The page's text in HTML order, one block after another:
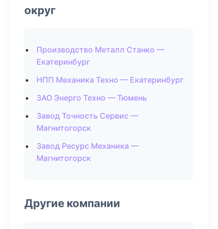
округ
Производство Металл Станко —
Екатеринбург
НПП Механика Техно — Екатеринбург
ЗАО Энерго Техно — Тюмень
Завод Точность Сервис —
Магнитогорск
Завод Ресурс Механика —
Магнитогорск
Другие компании